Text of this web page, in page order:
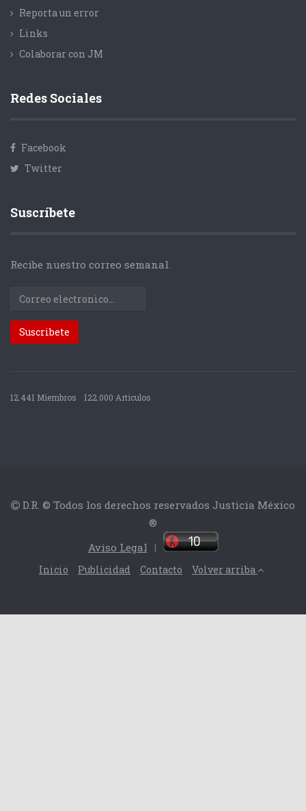
Reporta un error
Links
Colaborar con JM
Redes Sociales
Facebook
Twitter
Suscríbete
Recibe nuestro correo semanal.
12.441 Miembros 122.000 Articulos
D.R. © Todos los derechos reservados Justicia México
®
Aviso Legal |
Inicio Publicidad Contacto Volver arriba